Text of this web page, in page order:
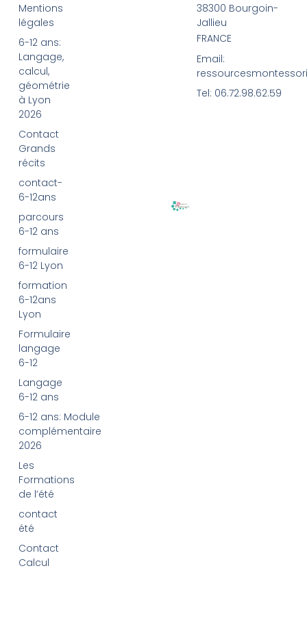
Mentions
légales
6-12 ans:
Langage,
calcul,
géométrie
à Lyon
2026
Contact
Grands
récits
contact-
6-12ans
parcours
6-12 ans
formulaire
6-12 Lyon
formation
6-12ans
Lyon
Formulaire
langage
6-12
Langage
6-12 ans
6-12 ans: Module
complémentaire
2026
Les
Formations
de l’été
contact
été
Contact
Calcul
38300 Bourgoin-
Jallieu
FRANCE
Email:
Tel: 06.72.98.62.59